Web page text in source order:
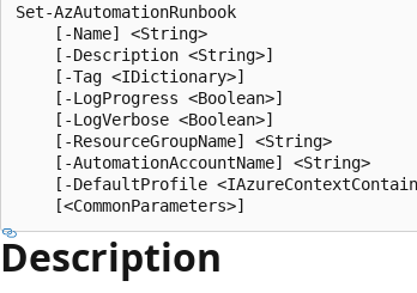
Set-AzAutomationRunbook
    [-Name] <String>
    [-Description <String>]
    [-Tag <IDictionary>]
    [-LogProgress <Boolean>]
    [-LogVerbose <Boolean>]
    [-ResourceGroupName] <String>
    [-AutomationAccountName] <String>
[-DefaultProfile
Description